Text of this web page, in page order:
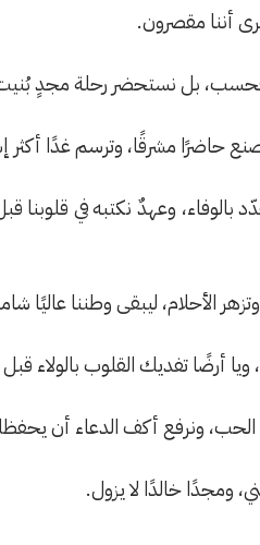
أننا مقصرون.
بل نستحضر رحلة مجدٍ
حاضرًا مشرقًا، وترسم غدًا أكثر
وعهدٌ نكتبه في قلوبنا
الأحلام، ليبقى وطننا عاليًا
أرضًا تفديك القلوب بالولاء
الحب، ونرفع أكف الدعاء أن
ومجدًا خالدًا لا يزول.